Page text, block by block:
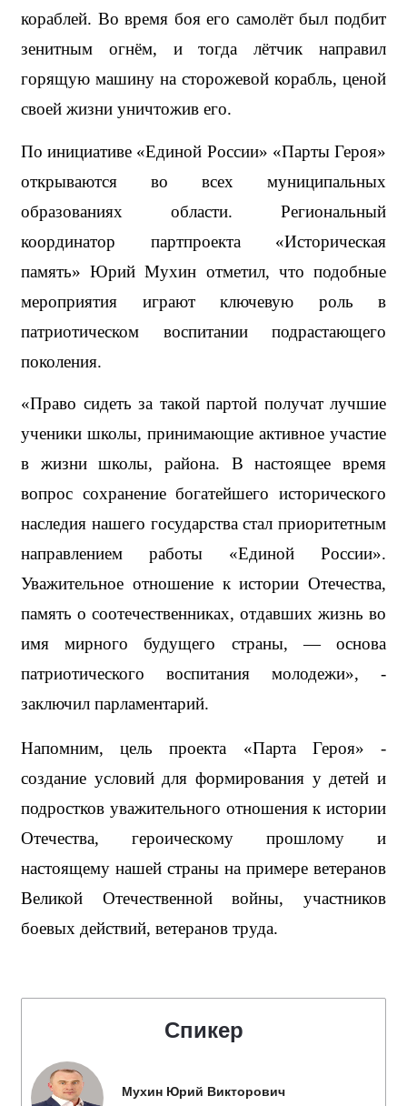
кораблей. Во время боя его самолёт был подбит
зенитным огнём, и тогда лётчик направил
горящую машину на сторожевой корабль, ценой
своей жизни уничтожив его.
По инициативе «Единой России» «Парты Героя»
открываются во всех муниципальных
образованиях области. Региональный
координатор партпроекта «Историческая
память» Юрий Мухин отметил, что подобные
мероприятия играют ключевую роль в
патриотическом воспитании подрастающего
поколения.
«Право сидеть за такой партой получат лучшие
ученики школы, принимающие активное участие
в жизни школы, района. В настоящее время
вопрос сохранение богатейшего исторического
наследия нашего государства стал приоритетным
направлением работы «Единой России».
Уважительное отношение к истории Отечества,
память о соотечественниках, отдавших жизнь во
имя мирного будущего страны, — основа
патриотического воспитания молодежи», -
заключил парламентарий.
Напомним, цель проекта «Парта Героя» -
создание условий для формирования у детей и
подростков уважительного отношения к истории
Отечества, героическому прошлому и
настоящему нашей страны на примере ветеранов
Великой Отечественной войны, участников
боевых действий, ветеранов труда.
Спикер
Мухин Юрий Викторович